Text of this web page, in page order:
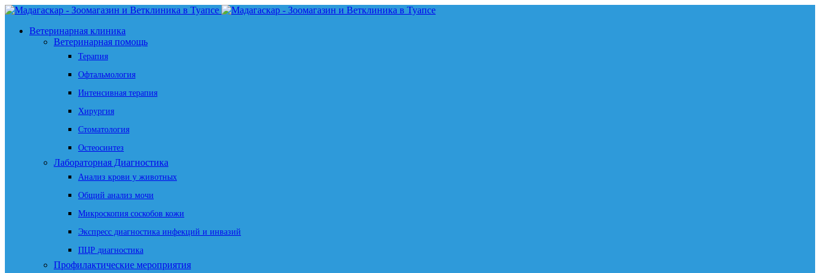
Ветеринарная клиника
Ветеринарная помощь
Терапия
Офтальмология
Интенсивная терапия
Хирургия
Стоматология
Остеосинтез
Лабораторная Диагностика
Анализ крови у животных
Общий анализ мочи
Микроскопия соскобов кожи
Экспресс диагностика инфекций и инвазий
ПЦР диагностика
Профилактические мероприятия